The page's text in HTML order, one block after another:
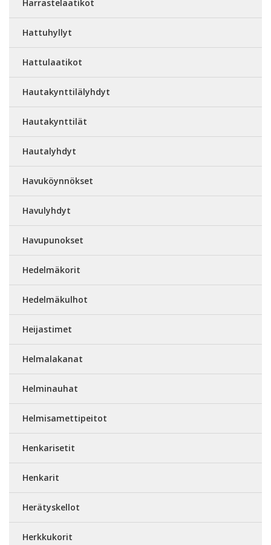
Harrastelaatikot
Hattuhyllyt
Hattulaatikot
Hautakynttilälyhdyt
Hautakynttilät
Hautalyhdyt
Havuköynnökset
Havulyhdyt
Havupunokset
Hedelmäkorit
Hedelmäkulhot
Heijastimet
Helmalakanat
Helminauhat
Helmisamettipeitot
Henkarisetit
Henkarit
Herätyskellot
Herkkukorit